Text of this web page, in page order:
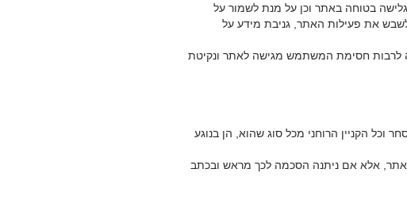
בטוחה באתר וכן על מנת לשמור על
את פעילות האתר, גניבת מידע על
לרבות חסימת המשתמש מגישה לאתר ונקיטת
וכל הקניין הרוחני מכל סוג שהוא, הן בנוגע
אלא אם ניתנה הסכמה לכך מראש ובכתב